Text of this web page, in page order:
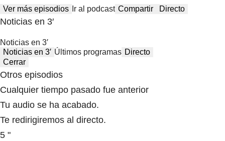
Ver más episodios Ir al podcast Compartir Directo
Noticias en 3′
Noticias en 3′
Noticias en 3′ Últimos programas Directo
Cerrar
Otros episodios
Cualquier tiempo pasado fue anterior
Tu audio se ha acabado.
Te redirigiremos al directo.
5 "